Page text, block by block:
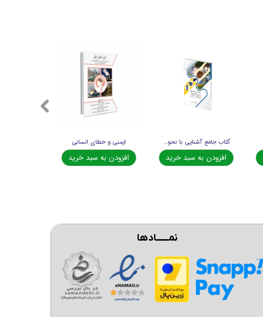
ایمنی و خطای انسانی
افزودن به سبد خرید
کتاب جامع آشنایی با نحوه عملکرد انواع دستگاه های گازسنج، نشت یاب، بوسنج و...
افزودن به سبد خرید
نمــــــادها